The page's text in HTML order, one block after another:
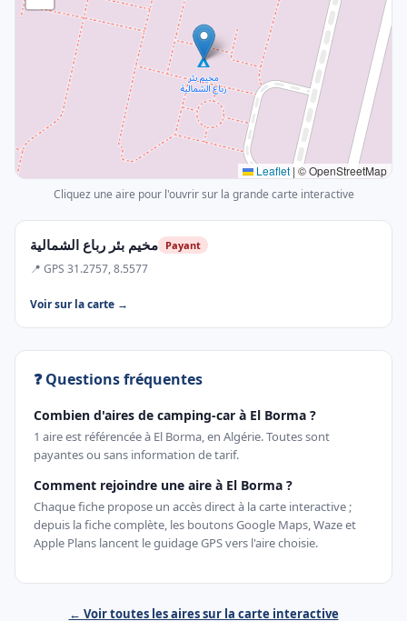
مخيم بئر رباع الشمالية Payant
📍 GPS 31.2757, 8.5577
Voir sur la carte →
❓ Questions fréquentes
Combien d'aires de camping-car à El Borma ?
1 aire est référencée à El Borma, en Algérie. Toutes sont
payantes ou sans information de tarif.
Comment rejoindre une aire à El Borma ?
Chaque fiche propose un accès direct à la carte interactive ;
depuis la fiche complète, les boutons Google Maps, Waze et
Apple Plans lancent le guidage GPS vers l'aire choisie.
Leaflet | © OpenStreetMap
Cliquez une aire pour l'ouvrir sur la grande carte interactive
← Voir toutes les aires sur la carte interactive